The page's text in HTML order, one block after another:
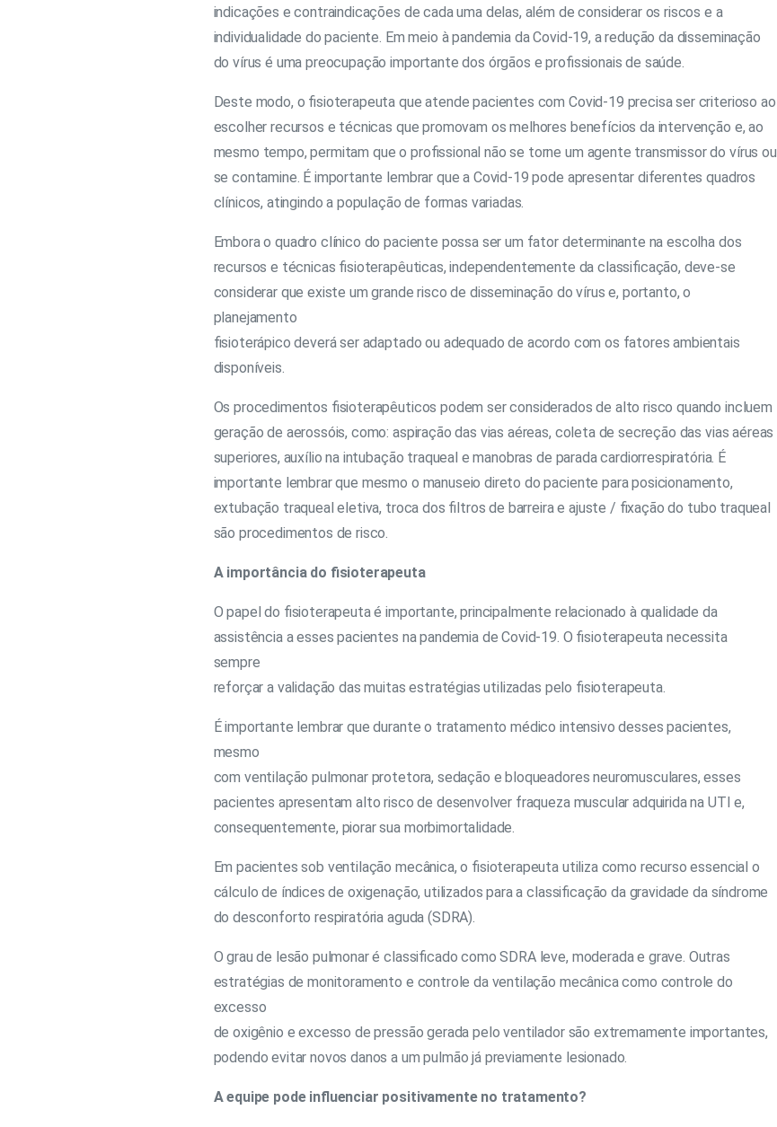
indicações e contraindicações de cada uma delas, além de considerar os riscos e a
individualidade do paciente. Em meio à pandemia da Covid-19, a redução da disseminação
do vírus é uma preocupação importante dos órgãos e profissionais de saúde.
Deste modo, o fisioterapeuta que atende pacientes com Covid-19 precisa ser criterioso ao
escolher recursos e técnicas que promovam os melhores benefícios da intervenção e, ao
mesmo tempo, permitam que o profissional não se torne um agente transmissor do vírus ou
se contamine. É importante lembrar que a Covid-19 pode apresentar diferentes quadros
clínicos, atingindo a população de formas variadas.
Embora o quadro clínico do paciente possa ser um fator determinante na escolha dos
recursos e técnicas fisioterapêuticas, independentemente da classificação, deve-se
considerar que existe um grande risco de disseminação do vírus e, portanto, o
planejamento
fisioterápico deverá ser adaptado ou adequado de acordo com os fatores ambientais
disponíveis.
Os procedimentos fisioterapêuticos podem ser considerados de alto risco quando incluem
geração de aerossóis, como: aspiração das vias aéreas, coleta de secreção das vias aéreas
superiores, auxílio na intubação traqueal e manobras de parada cardiorrespiratória. É
importante lembrar que mesmo o manuseio direto do paciente para posicionamento,
extubação traqueal eletiva, troca dos filtros de barreira e ajuste / fixação do tubo traqueal
são procedimentos de risco.
A importância do fisioterapeuta
O papel do fisioterapeuta é importante, principalmente relacionado à qualidade da
assistência a esses pacientes na pandemia de Covid-19. O fisioterapeuta necessita
sempre
reforçar a validação das muitas estratégias utilizadas pelo fisioterapeuta.
É importante lembrar que durante o tratamento médico intensivo desses pacientes,
mesmo
com ventilação pulmonar protetora, sedação e bloqueadores neuromusculares, esses
pacientes apresentam alto risco de desenvolver fraqueza muscular adquirida na UTI e,
consequentemente, piorar sua morbimortalidade.
Em pacientes sob ventilação mecânica, o fisioterapeuta utiliza como recurso essencial o
cálculo de índices de oxigenação, utilizados para a classificação da gravidade da síndrome
do desconforto respiratória aguda (SDRA).
O grau de lesão pulmonar é classificado como SDRA leve, moderada e grave. Outras
estratégias de monitoramento e controle da ventilação mecânica como controle do
excesso
de oxigênio e excesso de pressão gerada pelo ventilador são extremamente importantes,
podendo evitar novos danos a um pulmão já previamente lesionado.
A equipe pode influenciar positivamente no tratamento?